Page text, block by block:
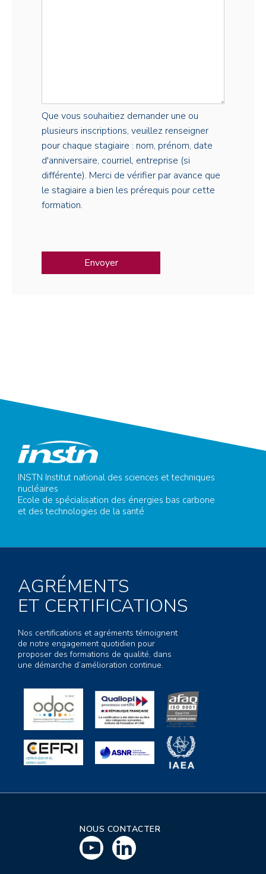
Que vous souhaitiez demander une ou
plusieurs inscriptions, veuillez renseigner
pour chaque stagiaire : nom, prénom, date
d'anniversaire, courriel, entreprise (si
différente). Merci de vérifier par avance que
le stagiaire a bien les prérequis pour cette
formation.
INSTN Institut national des sciences et techniques
nucléaires
Ecole de spécialisation des énergies bas carbone
et des technologies de la santé
AGRÉMENTS
ET CERTIFICATIONS
Nos certifications et agréments témoignent
de notre engagement quotidien pour
proposer des formations de qualité, dans
une démarche d’amélioration continue.
NOUS CONTACTER